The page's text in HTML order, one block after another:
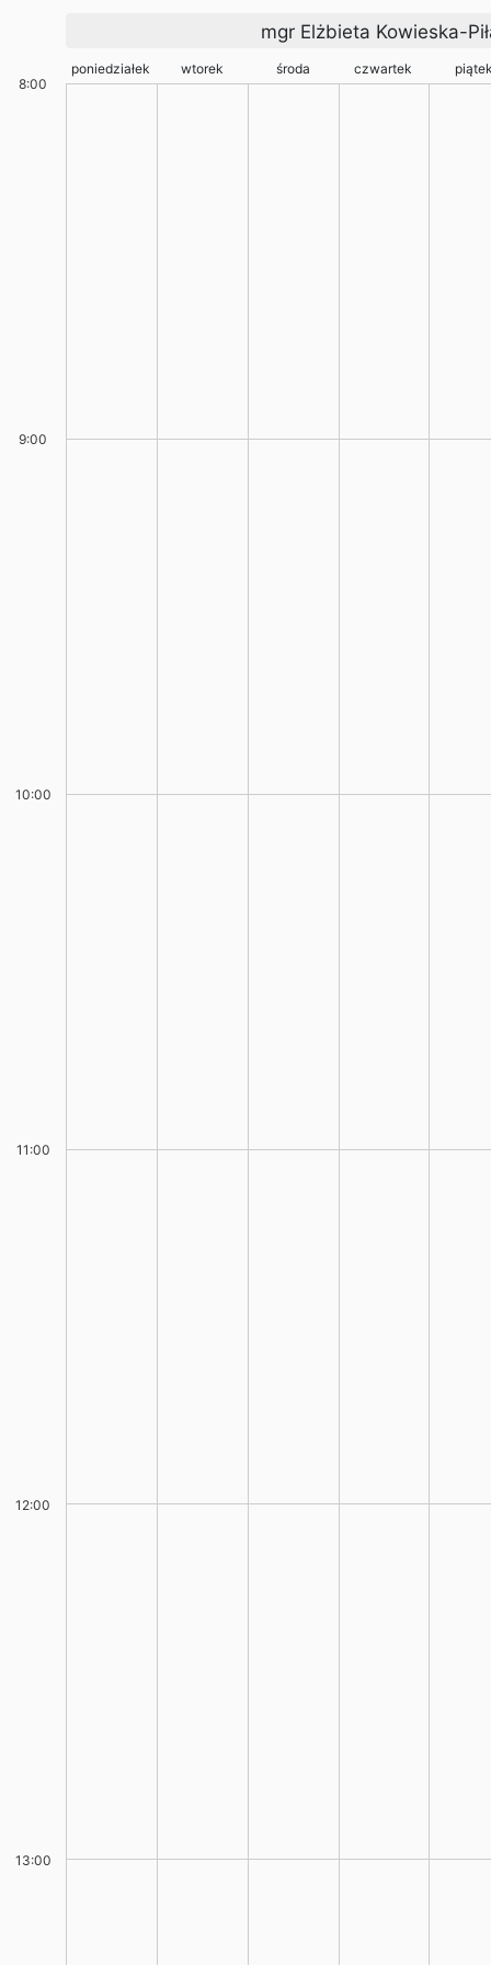
mgr Elżbieta Kowieska-
8:00
9:00
10:00
11:00
12:00
13:00
poniedziałek wtorek środa czwartek